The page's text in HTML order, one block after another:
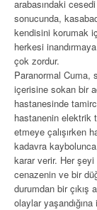
arabasındaki
sonucunda,
kendisini korumak
herkesi
çok zordur.
Paranormal Cuma,
içerisine sokan bir
hastanesinde
hastanenin elektrik
etmeye çalışırken
kadavra
karar verir. Her şeyi
cenazenin ve bir
durumdan bir çıkış
olaylar